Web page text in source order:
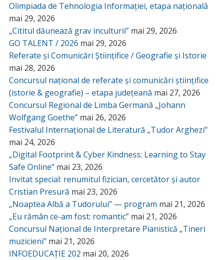
Olimpiada de Tehnologia Informației, etapa națională
mai 29, 2026
„Cititul dăunează grav inculturii” mai 29, 2026
GO TALENT / 2026 mai 29, 2026
Referate și Comunicări Științifice / Geografie și Istorie
mai 28, 2026
Concursul național de referate și comunicări științifice
(istorie & geografie) – etapa județeană mai 27, 2026
Concursul Regional de Limba Germană „Johann
Wolfgang Goethe” mai 26, 2026
Festivalul Internațional de Literatură „Tudor Arghezi”
mai 24, 2026
„Digital Footprint & Cyber Kindness: Learning to Stay
Safe Online” mai 23, 2026
Invitat special: renumitul fizician, cercetător și autor
Cristian Presură mai 23, 2026
„Noaptea Albă a Tudorului” — program mai 21, 2026
„Eu rămân ce-am fost: romantic” mai 21, 2026
Concursul Național de Interpretare Pianistică „Tineri
muzicieni” mai 21, 2026
INFOEDUCAȚIE 202 mai 20, 2026